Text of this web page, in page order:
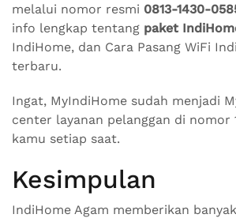
melalui nomor resmi 0813-1430-
info lengkap tentang paket
IndiHome, dan Cara Pasang WiFi
terbaru.
Ingat, MyIndiHome sudah menjadi
center layanan pelanggan di nomor
kamu setiap saat.
Kesimpulan
IndiHome Agam memberikan